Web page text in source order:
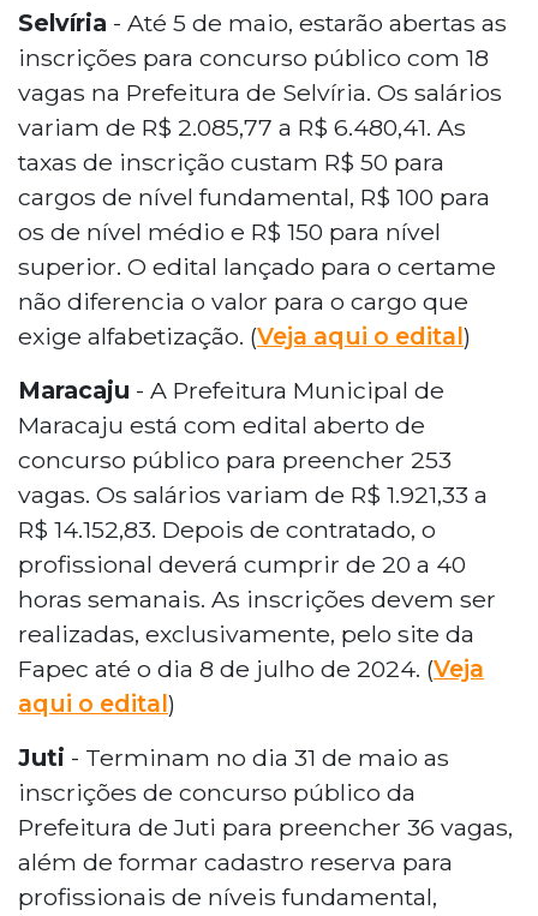
Selvíria - Até 5 de maio, estarão abertas as
inscrições para concurso público com 18
vagas na Prefeitura de Selvíria. Os salários
variam de R$ 2.085,77 a R$ 6.480,41. As
taxas de inscrição custam R$ 50 para
cargos de nível fundamental, R$ 100 para
os de nível médio e R$ 150 para nível
superior. O edital lançado para o certame
não diferencia o valor para o cargo que
exige alfabetização. (Veja aqui o edital)
Maracaju - A Prefeitura Municipal de
Maracaju está com edital aberto de
concurso público para preencher 253
vagas. Os salários variam de R$ 1.921,33 a
R$ 14.152,83. Depois de contratado, o
profissional deverá cumprir de 20 a 40
horas semanais. As inscrições devem ser
realizadas, exclusivamente, pelo site da
Fapec até o dia 8 de julho de 2024. (Veja
aqui o edital)
Juti - Terminam no dia 31 de maio as
inscrições de concurso público da
Prefeitura de Juti para preencher 36 vagas,
além de formar cadastro reserva para
profissionais de níveis fundamental,